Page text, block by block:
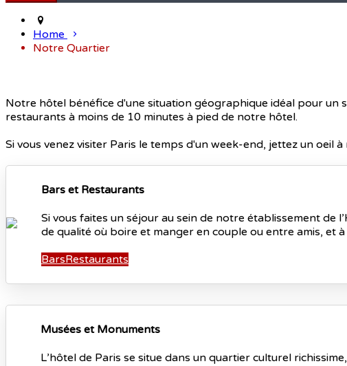
Home
Notre Quartier
Notre hôtel bénéfice d'une situation géographique idéal pour un
restaurants à moins de 10 minutes à pied de notre hôtel.
Si vous venez visiter Paris le temps d'un week-end, jettez un oeil
Bars et Restaurants
Si vous faites un séjour au sein de notre établissement de
de qualité où boire et manger en couple ou entre amis, et
BarsRestaurants
Musées et Monuments
L’hôtel de Paris se situe dans un quartier culturel